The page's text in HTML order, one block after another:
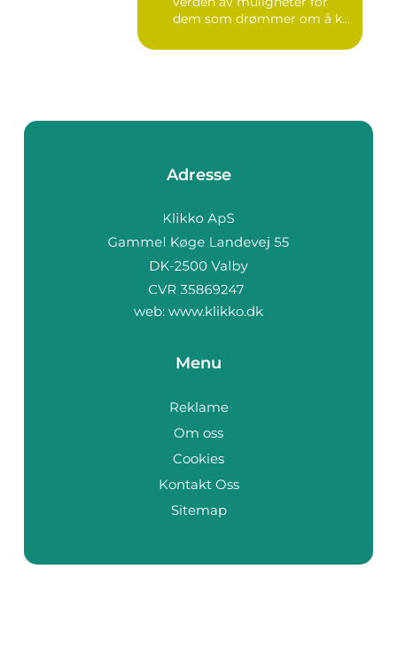
dem som drømmer om å k...
Adresse
web: www.klikko.dk
Menu
Reklame
Om oss
Cookies
Kontakt Oss
Sitemap